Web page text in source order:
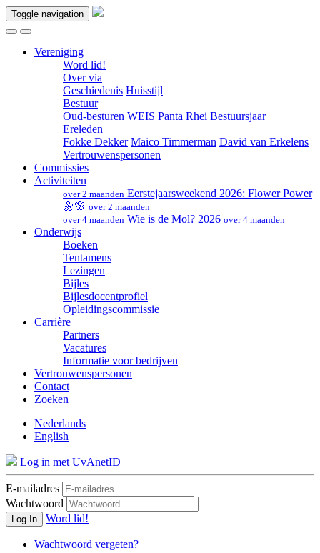
Toggle navigation
Vereniging
Word lid!
Over via
Geschiedenis Huisstijl
Bestuur
Oud-besturen WEIS Panta Rhei Bestuursjaar
Ereleden
Fokke Dekker Maico Timmerman David van Erkelens
Vertrouwenspersonen
Commissies
Activiteiten
over 2 maanden Eerstejaarsweekend 2026: Flower Power
🌼🌸 over 2 maanden
over 4 maanden Wie is de Mol? 2026 over 4 maanden
Onderwijs
Boeken
Tentamens
Lezingen
Bijles
Bijlesdocentprofiel
Opleidingscommissie
Carrière
Partners
Vacatures
Informatie voor bedrijven
Vertrouwenspersonen
Contact
Zoeken
Nederlands
English
Log in met UvAnetID
E-mailadres
Wachtwoord
Log In Word lid!
Wachtwoord vergeten?